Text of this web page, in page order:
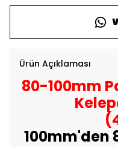
Ürün Açıklaması
80-100mm
100mm'den